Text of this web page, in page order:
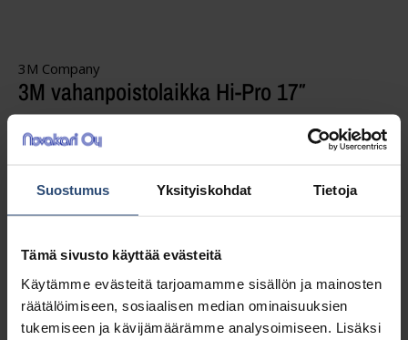
Suostumus Yksityiskohdat Tietoja
Tämä sivusto käyttää evästeitä
Käytämme evästeitä tarjoamamme sisällön ja mainosten
räätälöimiseen, sosiaalisen median ominaisuuksien
tukemiseen ja kävijämäärämme analysoimiseen. Lisäksi
3M Company
3M vahanpoistolaikka Hi-Pro 17″
kerrostuneiden lattiavahojen poistamiseen.
22,52 alv 0%
Täydessä laatikossa 5 kpl (112,60 € / ltk)